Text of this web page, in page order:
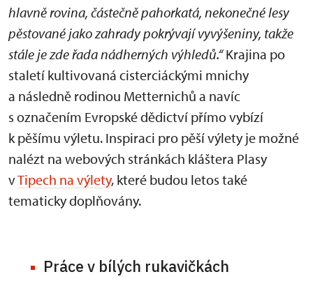
hlavně rovina, částečně pahorkatá, nekonečné lesy
pěstované jako zahrady pokrývají vyvýšeniny, takže
stále je zde řada nádherných výhledů.“Krajina po
staletí kultivovaná cisterciáckými mnichy
a následně rodinou Metternichů a navíc
s označením Evropské dědictví přímo vybízí
k pěšímu výletu. Inspiraci pro pěší výlety je možné
nalézt na webových stránkách kláštera Plasy
vTipech na výlety, které budou letos také
tematicky doplňovány.
Práce v bílých rukavičkách